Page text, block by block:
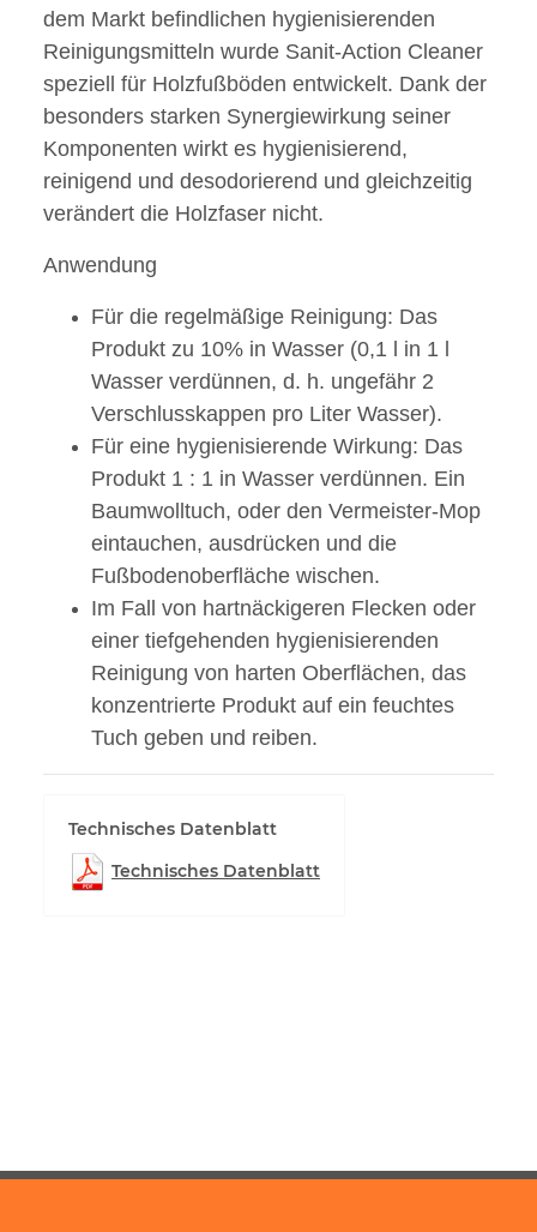
dem Markt befindlichen hygienisierenden
Reinigungsmitteln wurde Sanit-Action Cleaner
speziell für Holzfußböden entwickelt. Dank der
besonders starken Synergiewirkung seiner
Komponenten wirkt es hygienisierend,
reinigend und desodorierend und gleichzeitig
verändert die Holzfaser nicht.
Anwendung
Für die regelmäßige Reinigung: Das
Produkt zu 10% in Wasser (0,1 l in 1 l
Wasser verdünnen, d. h. ungefähr 2
Verschlusskappen pro Liter Wasser).
Für eine hygienisierende Wirkung: Das
Produkt 1 : 1 in Wasser verdünnen. Ein
Baumwolltuch, oder den Vermeister-Mop
eintauchen, ausdrücken und die
Fußbodenoberfläche wischen.
Im Fall von hartnäckigeren Flecken oder
einer tiefgehenden hygienisierenden
Reinigung von harten Oberflächen, das
konzentrierte Produkt auf ein feuchtes
Tuch geben und reiben.
Technisches Datenblatt
Technisches Datenblatt